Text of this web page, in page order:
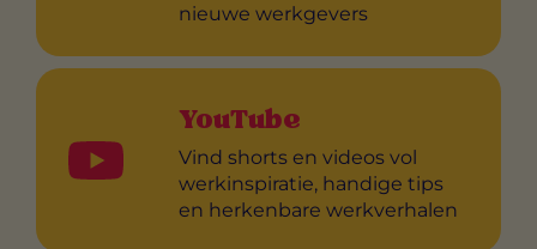
nieuwe werkgevers
YouTube
Vind shorts en videos vol
werkinspiratie, handige tips
en herkenbare werkverhalen